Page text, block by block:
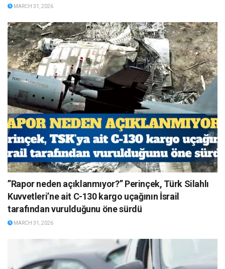
MARCH 31, 2026
”Rapor neden açıklanmıyor?” Perinçek, Türk Silahlı
Kuvvetleri’ne ait C-130 kargo uçağının İsrail
tarafından vurulduğunu öne sürdü
MARCH 31, 2026